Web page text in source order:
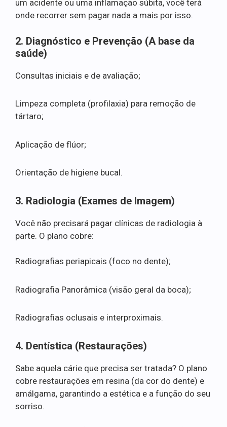
um acidente ou uma inflamação súbita, você terá
onde recorrer sem pagar nada a mais por isso.
2. Diagnóstico e Prevenção (A base da
saúde)
Consultas iniciais e de avaliação;
Limpeza completa (profilaxia) para remoção de
tártaro;
Aplicação de flúor;
Orientação de higiene bucal.
3. Radiologia (Exames de Imagem)
Você não precisará pagar clínicas de radiologia à
parte. O plano cobre:
Radiografias periapicais (foco no dente);
Radiografia Panorâmica (visão geral da boca);
Radiografias oclusais e interproximais.
4. Dentística (Restaurações)
Sabe aquela cárie que precisa ser tratada? O plano
cobre restaurações em resina (da cor do dente) e
amálgama, garantindo a estética e a função do seu
sorriso.